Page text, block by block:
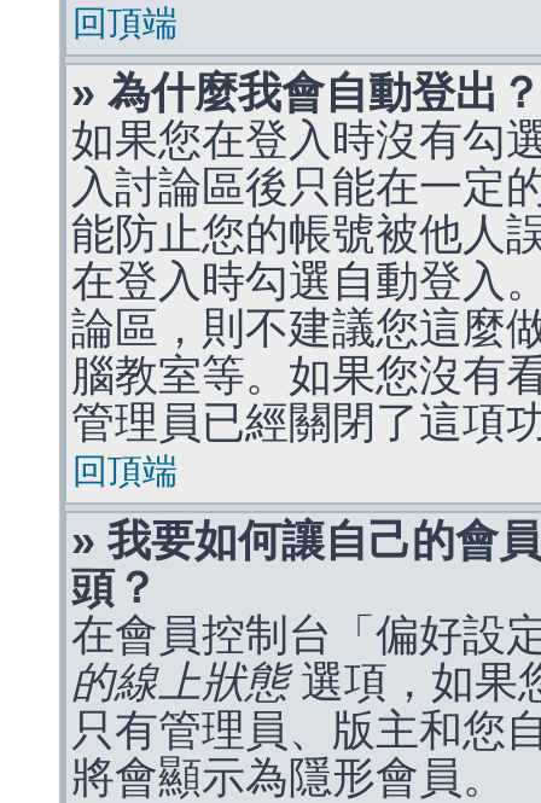
回頂端
» 為什麼我會自動登出？
如果您在登入時沒有勾
入討論區後只能在一定
能防止您的帳號被他人
在登入時勾選自動登入
論區，則不建議您這麼
腦教室等。如果您沒有
管理員已經關閉了這項
回頂端
» 我要如何讓自己的會
頭？
在會員控制台「偏好設
的線上狀態選項，如果
只有管理員、版主和您
將會顯示為隱形會員。